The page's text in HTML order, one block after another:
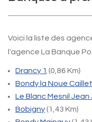
Voici la liste des
l'agence La Banque
Drancy 1 (0,86 Km)
Bondy la Noue Caillet
Le Blanc Mesnil Jean
Bobigny(1,43 Km)